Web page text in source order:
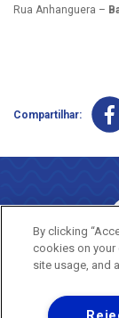
Rua Anhanguera –
Compartilhar:
By clicking
cookies on your
site usage, and